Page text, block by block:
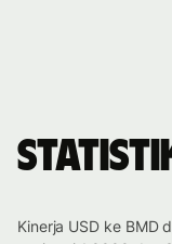
Statistik
Kinerja USD ke BMD